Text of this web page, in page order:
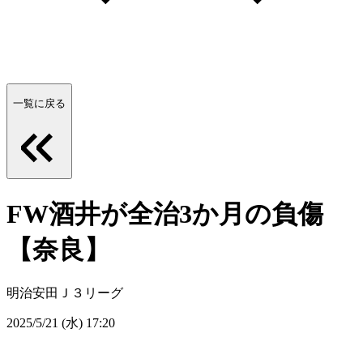
一覧に戻る
FW酒井が全治3か月の負傷
【奈良】
明治安田Ｊ３リーグ
2025/5/21 (水) 17:20